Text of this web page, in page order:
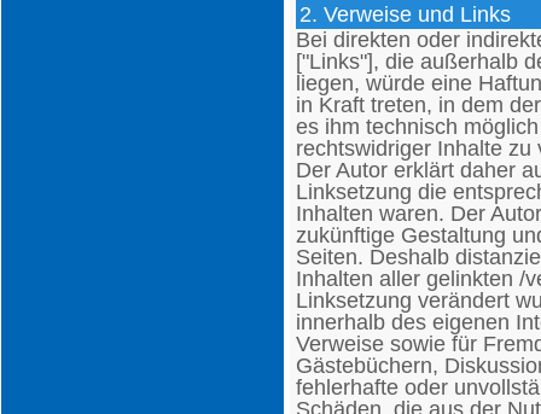
2. Verweise und Links
Bei direkten oder
["Links"], die außerhalb
liegen, würde eine
in Kraft treten, in dem
es ihm technisch
rechtswidriger Inhalte zu
Der Autor erklärt daher
Linksetzung die
Inhalten waren. Der
zukünftige Gestaltung
Seiten. Deshalb
Inhalten aller gelinkten /
Linksetzung verändert
innerhalb des eigenen
Verweise sowie für
Gästebüchern,
fehlerhafte oder
Schäden, die aus der